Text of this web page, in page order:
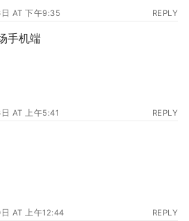
AT 下午9:35 REPLY
手机端
AT 上午5:41 REPLY
AT 上午12:44 REPLY